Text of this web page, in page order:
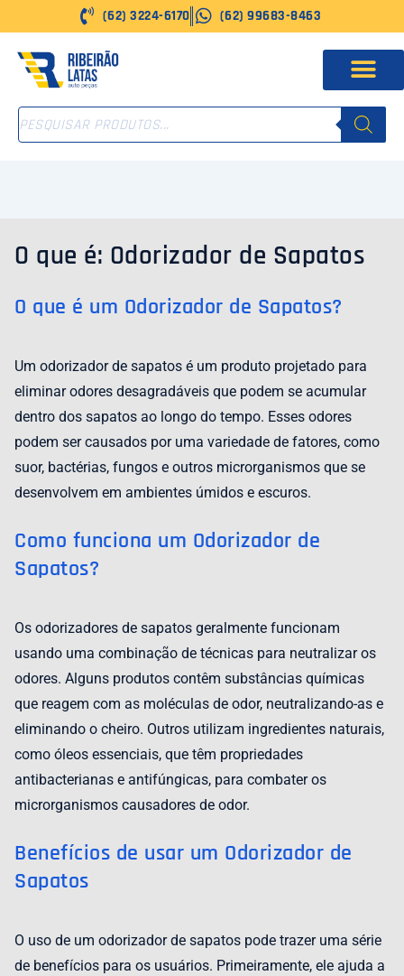
para
conteúdo
(62) 3224-6170 (62) 99683-8463
PESQUISAR
PRODUTOS
O que é: Odorizador de Sapatos
O que é um Odorizador de Sapatos?
Um odorizador de sapatos é um produto projetado para
eliminar odores desagradáveis ​​que podem se acumular
dentro dos sapatos ao longo do tempo. Esses odores
podem ser causados ​​por uma variedade de fatores, como
suor, bactérias, fungos e outros microrganismos que se
desenvolvem em ambientes úmidos e escuros.
Como funciona um Odorizador de
Sapatos?
Os odorizadores de sapatos geralmente funcionam
usando uma combinação de técnicas para neutralizar os
odores. Alguns produtos contêm substâncias químicas
que reagem com as moléculas de odor, neutralizando-as e
eliminando o cheiro. Outros utilizam ingredientes naturais,
como óleos essenciais, que têm propriedades
antibacterianas e antifúngicas, para combater os
microrganismos causadores de odor.
Benefícios de usar um Odorizador de
Sapatos
O uso de um odorizador de sapatos pode trazer uma série
de benefícios para os usuários. Primeiramente, ele ajuda a